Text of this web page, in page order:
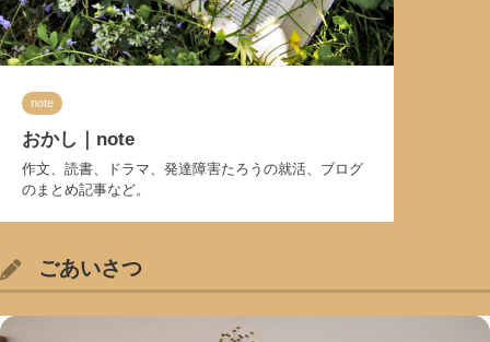
note
おかし｜note
作文、読書、ドラマ、発達障害たろうの就活、ブログ
のまとめ記事など。
ごあいさつ